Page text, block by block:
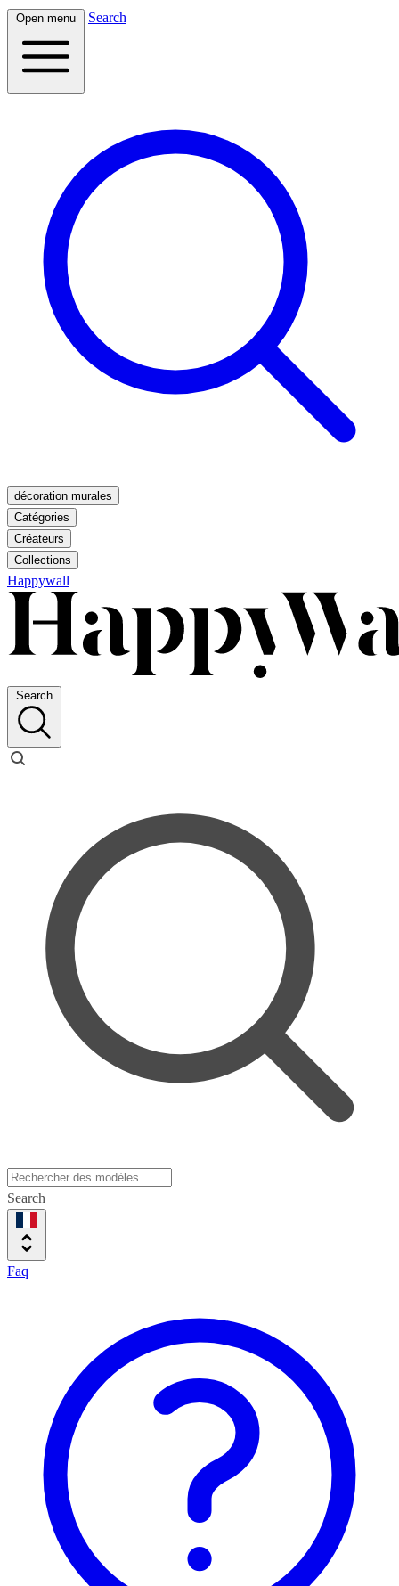
Open menu Search
décoration murales
Catégories
Créateurs
Collections
Happywall
Search
Search
Faq